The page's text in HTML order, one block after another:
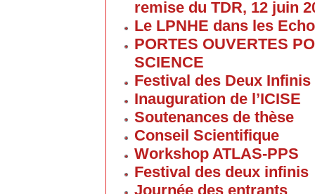
remise du TDR, 12 juin
Le LPNHE dans les
PORTES OUVERTES
SCIENCE
Festival des Deux Infinis
Inauguration de l’ICISE
Soutenances de thèse
Conseil Scientifique
Workshop ATLAS-PPS
Festival des deux infinis
Journée des entrants